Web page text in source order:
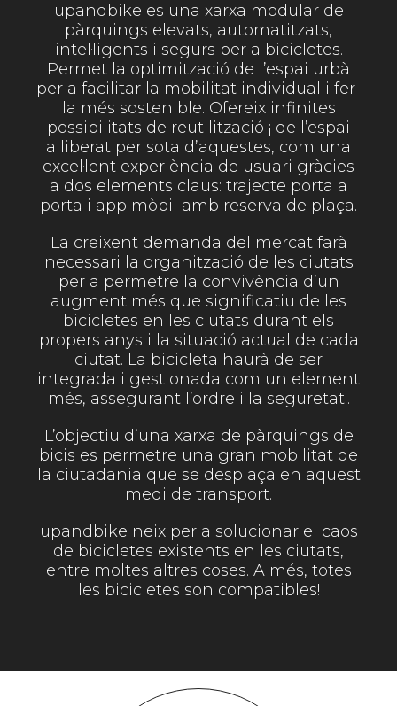
upandbike es una xarxa modular de
pàrquings elevats, automatitzats,
intel·ligents i segurs per a bicicletes.
Permet la optimització de l’espai urbà
per a facilitar la mobilitat individual i fer-
la més sostenible. Ofereix infinites
possibilitats de reutilització ¡ de l’espai
alliberat per sota d’aquestes, com una
excel·lent experiència de usuari gràcies
a dos elements claus: trajecte porta a
porta i app mòbil amb reserva de plaça.
La creixent demanda del mercat farà
necessari la organització de les ciutats
per a permetre la convivència d’un
augment més que significatiu de les
bicicletes en les ciutats durant els
propers anys i la situació actual de cada
ciutat. La bicicleta haurà de ser
integrada i gestionada com un element
més, assegurant l’ordre i la seguretat..
L’objectiu d’una xarxa de pàrquings de
bicis es permetre una gran mobilitat de
la ciutada­nia que se desplaça en aquest
medi de trans­port.
upandbike neix per a solucionar el caos
de bicicletes existents en les ciutats,
entre moltes altres coses. A més, totes
les bicicletes son compatibles!